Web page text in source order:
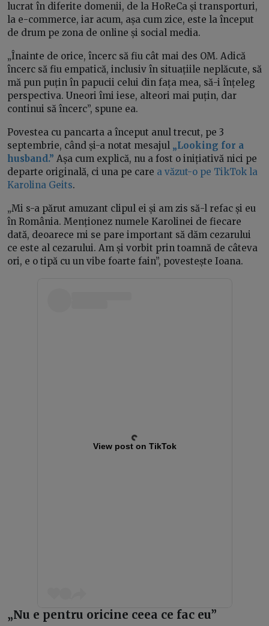
lucrat în diferite domenii, de la HoReCa și transporturi,
la e-commerce, iar acum, așa cum zice, este la început
de drum pe zona de online și social media.
„Înainte de orice, încerc să fiu cât mai des OM. Adică
încerc să fiu empatică, inclusiv în situațiile neplăcute, să
mă pun puțin în papucii celui din fața mea, să-i înțeleg
perspectiva. Uneori îmi iese, alteori mai puțin, dar
continui să încerc”, spune ea.
Povestea cu pancarta a început anul trecut, pe 3
septembrie, când și-a notat mesajul „Looking for a
husband.” Așa cum explică, nu a fost o inițiativă nici pe
departe originală, ci una pe care a văzut-o pe TikTok la
Karolina Geits.
„Mi s-a părut amuzant clipul ei și am zis să-l refac și eu
în România. Menționez numele Karolinei de fiecare
dată, deoarece mi se pare important să dăm cezarului
ce este al cezarului. Am și vorbit prin toamnă de câteva
ori, e o tipă cu un vibe foarte fain”, povestește Ioana.
View post on TikTok
„Nu e pentru oricine ceea ce fac eu”